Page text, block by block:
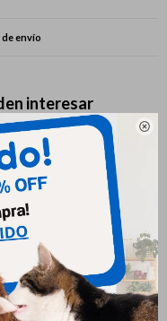

envío
interesar